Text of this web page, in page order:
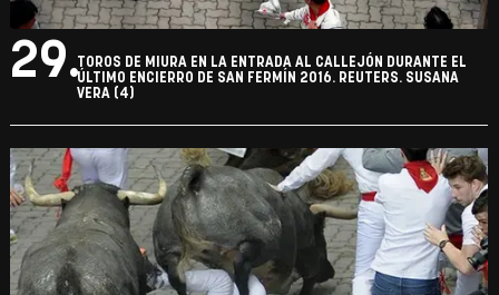
29.TOROS DE MIURA EN LA ENTRADA AL CALLEJÓN DURANTE EL
ÚLTIMO ENCIERRO DE SAN FERMÍN 2016. REUTERS. SUSANA
VERA (4)